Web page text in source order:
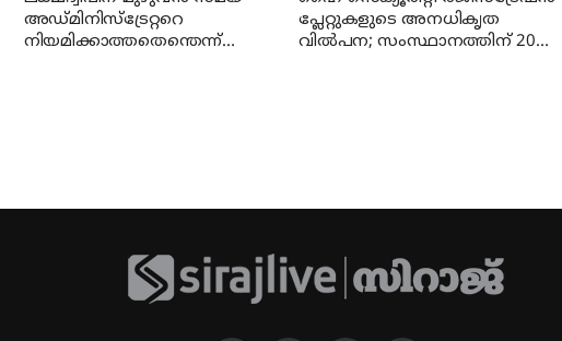
അഡ്മിനിസ്‌ട്രേറ്ററെ
നിയമിക്കാത്തതെന്തെന്ന്
പ്ലേറ്റുകളുടെ അനധികൃത
വില്‍പന; സംസ്ഥാനത്തിന് 200